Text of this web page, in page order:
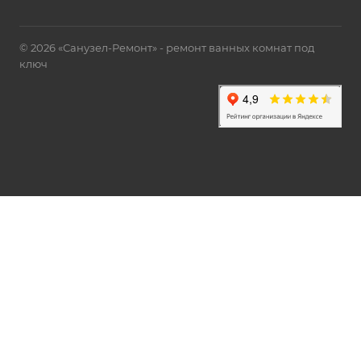
© 2026 «Санузел-Ремонт» - ремонт ванных комнат под
ключ